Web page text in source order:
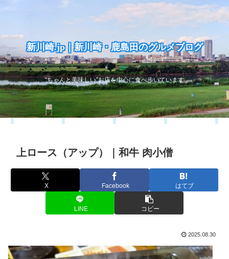
新川崎.jp｜新川崎・鹿島田のグルメブログ
“ちゃんと美味しい”お店を中心に食べ歩いています
上ロース（アップ）｜和牛 肉小僧
X Facebook はてブ
LINE コピー
2025.08.30